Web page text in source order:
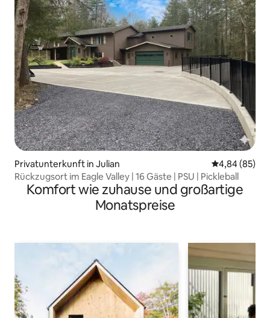
Privatunterkunft in Julian
4,84 (85)
Rückzugsort im Eagle Valley | 16 Gäste | PSU | Pickleball
Komfort wie zuhause und großartige
Monatspreise